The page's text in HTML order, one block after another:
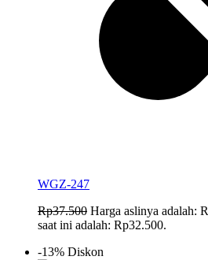
WGZ-247
Rp37.500 Harga aslinya adalah:
saat ini adalah: Rp32.500.
-13% Diskon